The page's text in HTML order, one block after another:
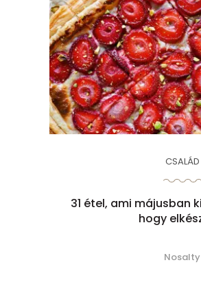
CSALÁD
31 étel, ami májusban
hogy
Nosalty